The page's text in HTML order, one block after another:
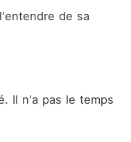
de sa
Il n'a pas le temps